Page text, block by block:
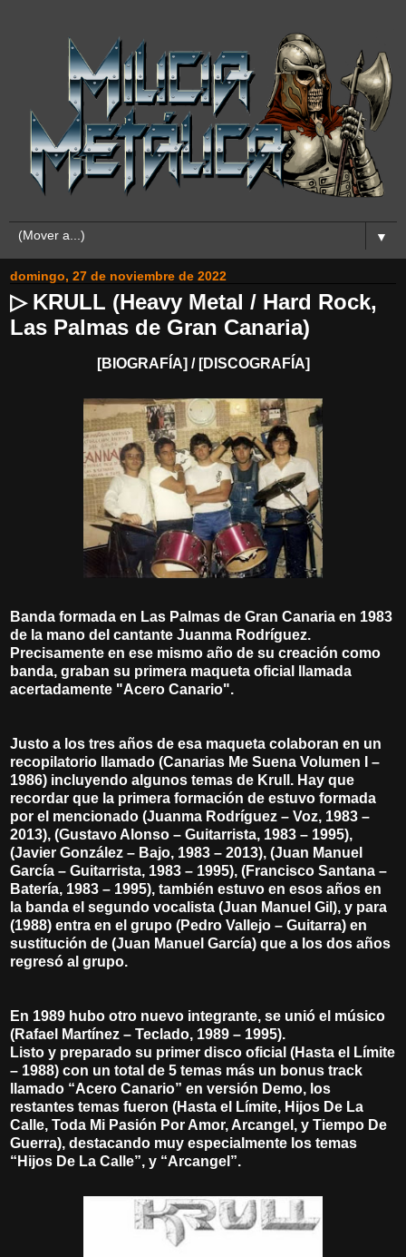
▼
domingo, 27 de noviembre de 2022
▷ KRULL (Heavy Metal / Hard Rock,
Las Palmas de Gran Canaria)
[BIOGRAFÍA] / [DISCOGRAFÍA]
Banda formada en Las Palmas de Gran Canaria en 1983
de la mano del cantante Juanma Rodríguez.
Precisamente en ese mismo año de su creación como
banda, graban su primera maqueta oficial llamada
acertadamente "Acero Canario".
Justo a los tres años de esa maqueta colaboran en un
recopilatorio llamado (Canarias Me Suena Volumen I –
1986) incluyendo algunos temas de Krull. Hay que
recordar que la primera formación de estuvo formada
por el mencionado (Juanma Rodríguez – Voz, 1983 –
2013), (Gustavo Alonso – Guitarrista, 1983 – 1995),
(Javier González – Bajo, 1983 – 2013), (Juan Manuel
García – Guitarrista, 1983 – 1995), (Francisco Santana –
Batería, 1983 – 1995), también estuvo en esos años en
la banda el segundo vocalista (Juan Manuel Gil), y para
(1988) entra en el grupo (Pedro Vallejo – Guitarra) en
sustitución de (Juan Manuel García) que a los dos años
regresó al grupo.
En 1989 hubo otro nuevo integrante, se unió el músico
(Rafael Martínez – Teclado, 1989 – 1995).
Listo y preparado su primer disco oficial (Hasta el Límite
– 1988) con un total de 5 temas más un bonus track
llamado “Acero Canario” en versión Demo, los
restantes temas fueron (Hasta el Límite, Hijos De La
Calle, Toda Mi Pasión Por Amor, Arcangel, y Tiempo De
Guerra), destacando muy especialmente los temas
“Hijos De La Calle”, y “Arcangel”.